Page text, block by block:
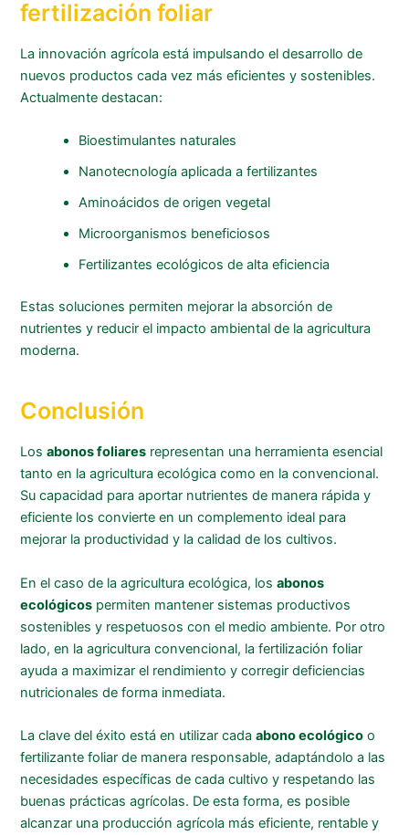
fertilización foliar
La innovación agrícola está impulsando el desarrollo de
nuevos productos cada vez más eficientes y sostenibles.
Actualmente destacan:
Bioestimulantes naturales
Nanotecnología aplicada a fertilizantes
Aminoácidos de origen vegetal
Microorganismos beneficiosos
Fertilizantes ecológicos de alta eficiencia
Estas soluciones permiten mejorar la absorción de
nutrientes y reducir el impacto ambiental de la agricultura
moderna.
Conclusión
Losabonos foliares representan una herramienta esencial
tanto en la agricultura ecológica como en la convencional.
Su capacidad para aportar nutrientes de manera rápida y
eficiente los convierte en un complemento ideal para
mejorar la productividad y la calidad de los cultivos.
En el caso de la agricultura ecológica, losabonos
ecológicos permiten mantener sistemas productivos
sostenibles y respetuosos con el medio ambiente. Por otro
lado, en la agricultura convencional, la fertilización foliar
ayuda a maximizar el rendimiento y corregir deficiencias
nutricionales de forma inmediata.
La clave del éxito está en utilizar cadaabono ecológico o
fertilizante foliar de manera responsable, adaptándolo a las
necesidades específicas de cada cultivo y respetando las
buenas prácticas agrícolas. De esta forma, es posible
alcanzar una producción agrícola más eficiente, rentable y